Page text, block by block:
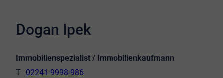
Dogan Ipek
Immobilienspezialist / Immobilienkaufmann
02241 9998-986